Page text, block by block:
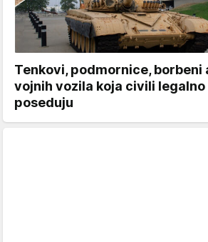
Tenkovi, podmornice, borbeni
vojnih vozila koja civili legalno
poseduju